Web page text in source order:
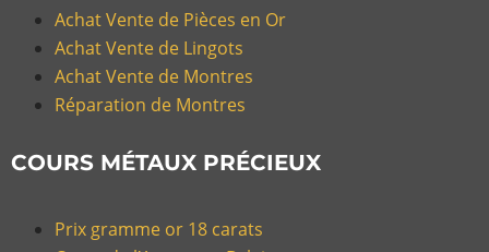
Achat Vente de Pièces en Or
Achat Vente de Lingots
Achat Vente de Montres
Réparation de Montres
COURS MÉTAUX PRÉCIEUX
Prix gramme or 18 carats